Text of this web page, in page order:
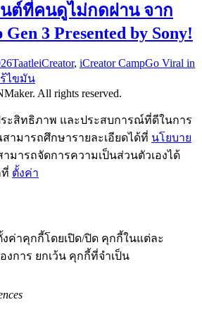
ต์ที่คนดูไม่กดผ่าน จาก
3 Presented by Sony!
TaatleiCreator, iCreator CampGo Viral in
ไขมัน
All rights reserved.
ะสิทธิภาพ และประสบการณ์ที่ดีในการ
ามารถศึกษารายละเอียดได้ที่ นโยบาย
ามารถจัดการความเป็นส่วนตัวเองได้
ตั้งค่า
ค่าคุกกี้โดยเปิด/ปิด คุกกี้ในแต่ละ
การ ยกเว้น คุกกี้ที่จำเป็น